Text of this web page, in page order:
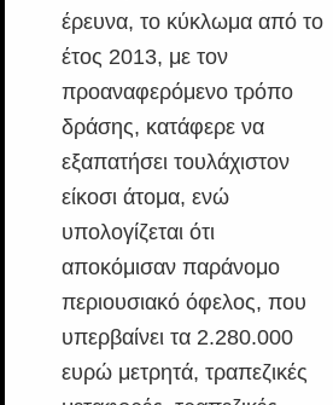
έρευνα, το κύκλωμα από το
έτος 2013, με τον
προαναφερόμενο τρόπο
δράσης, κατάφερε να
εξαπατήσει τουλάχιστον
είκοσι άτομα, ενώ
υπολογίζεται ότι
αποκόμισαν παράνομο
περιουσιακό όφελος, που
υπερβαίνει τα 2.280.000
ευρώ μετρητά, τραπεζικές